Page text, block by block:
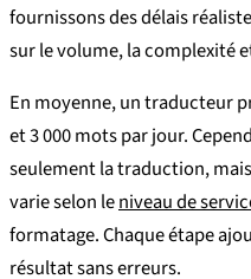
fournissons des délais
sur le volume, la complexité
En moyenne, un traducteur
et 3 000 mots par jour.
seulement la traduction,
varie selon leniveau de
formatage. Chaque étape
résultat sans erreurs.